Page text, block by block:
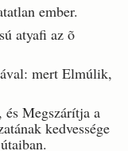
ember.
atyafi az õ
mert Elmúlik,
és Megszárítja a
kedvessége